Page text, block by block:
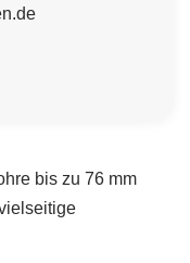
bis zu 76 mm